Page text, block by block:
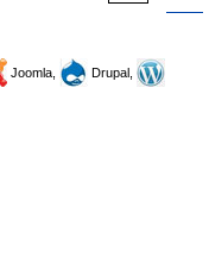
Joomla,
Drupal,